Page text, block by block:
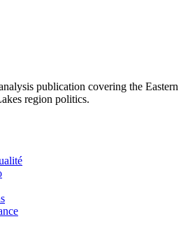
publication covering the Eastern
region politics.